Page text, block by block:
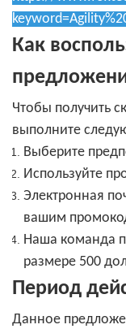
Как
Чтобы получить
выполните
Выберите
Используйте
Электронная
вашим
Наша команда
размере 500
Период
Данное